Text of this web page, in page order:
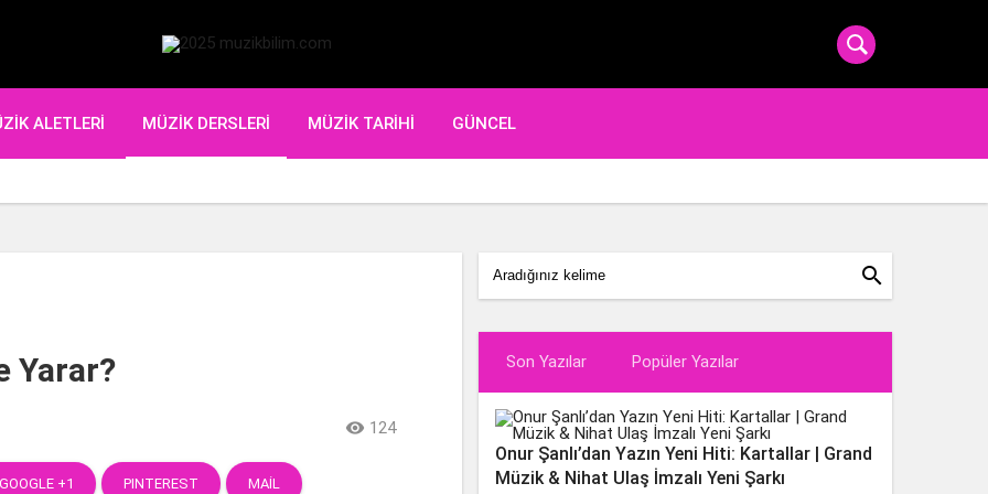
ALETLERI MÜZIK DERSLERI MÜZIK TARIHI GÜNCEL
Yarar?
 124
GOOGLE +1 PINTEREST MAIL
search
Son Yazılar Popüler Yazılar
Onur Şanlı’dan Yazın Yeni Hiti: Kartallar | Grand
Müzik & Nihat Ulaş İmzalı Yeni Şarkı